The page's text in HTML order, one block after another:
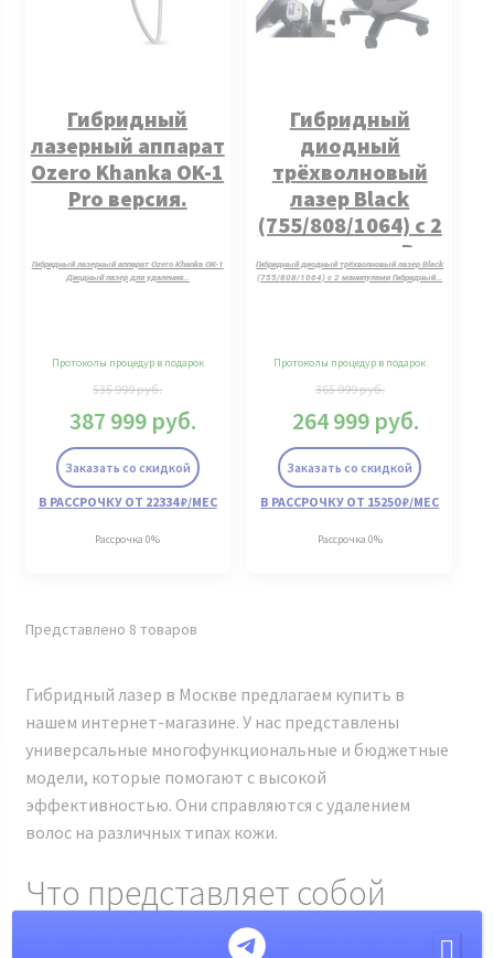
Заказать со скидкой
Гибридный
лазерный аппарат
Ozero Khanka OK-1
Pro версия.
Гибридный лазерный аппарат Ozero Khanka OK-1
Диодный лазер для удаления…
Протоколы процедур в подарок
535 999руб.
387 999 руб.
В РАССРОЧКУ ОТ 22334 ₽/МЕС
Рассрочка 0%
Заказать со скидкой
Гибридный
диодный
трёхволновый
лазер Black
(755/808/1064) c 2
манипулами Pro
MAX.
Гибридный диодный трёхволновый лазер Black
(755/808/1064) c 2 манипулами Гибридный…
Протоколы процедур в подарок
365 999руб.
264 999 руб.
В РАССРОЧКУ ОТ 15250 ₽/МЕС
Рассрочка 0%
Представлено 8 товаров
Гибридный лазер в Москве предлагаем купить в
нашем интернет-магазине. У нас представлены
универсальные многофункциональные и бюджетные
модели, которые помогают с высокой
эффективностью. Они справляются с удалением
волос на различных типах кожи.
Что представляет собой
гибридный лазер